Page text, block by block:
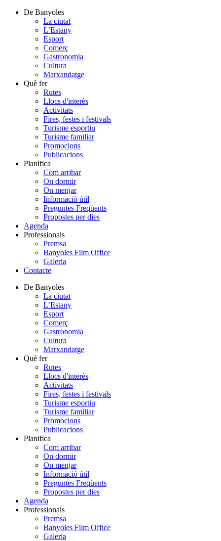
De Banyoles
La ciutat
L’Estany
Esport
Comerç
Gastronomia
Cultura
Marxandatge
Què fer
Rutes
Llocs d'interès
Activitats
Fires, festes i festivals
Turisme esportiu
Turisme familiar
Promocions
Publicacions
Planifica
Com arribar
On dormir
On menjar
Informació útil
Preguntes Freqüents
Propostes per dies
Agenda
Professionals
Premsa
Banyoles Film Office
Galeria
Contacte
De Banyoles
La ciutat
L’Estany
Esport
Comerç
Gastronomia
Cultura
Marxandatge
Què fer
Rutes
Llocs d'interès
Activitats
Fires, festes i festivals
Turisme esportiu
Turisme familiar
Promocions
Publicacions
Planifica
Com arribar
On dormir
On menjar
Informació útil
Preguntes Freqüents
Propostes per dies
Agenda
Professionals
Premsa
Banyoles Film Office
Galeria